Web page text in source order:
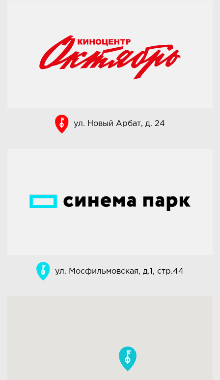
ул. Новый Арбат, д. 24
ул. Мосфильмовская, д.1, стр.44